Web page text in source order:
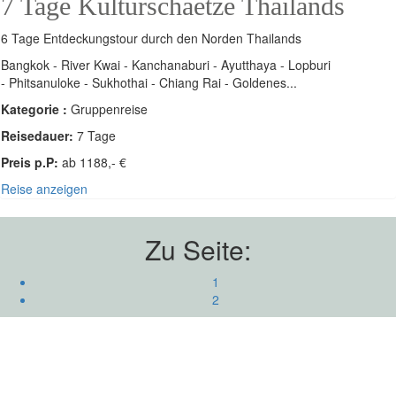
6 Tage Entdeckungstour durch den Norden Thailands
Bangkok - River Kwai - Kanchanaburi - Ayutthaya - Lopburi
- Phitsanuloke - Sukhothai - Chiang Rai - Goldenes...
Kategorie : Gruppenreise
Reisedauer: 7 Tage
Preis p.P: ab 1188,- €
Reise anzeigen
Zu Seite:
1
2